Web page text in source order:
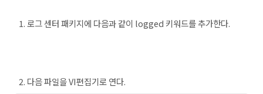
로그 센터 패키지에 다음과 같이 logged 키워드를 추가한다.
다음 파일을 VI편집기로 연다.